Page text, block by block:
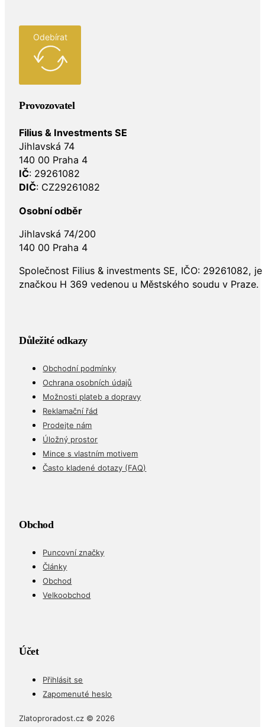
Odebírat
Provozovatel
Filius & Investments SE
Jihlavská 74
140 00 Praha 4
IČ: 29261082
DIČ: CZ29261082
Osobní odběr
Jihlavská 74/200
140 00 Praha 4
Společnost Filius & investments SE, IČO: 29261082,
značkou H 369 vedenou u Městského soudu v Praze.
Důležité odkazy
Obchodní podmínky
Ochrana osobních údajů
Možnosti plateb a dopravy
Reklamační řád
Prodejte nám
Úložný prostor
Mince s vlastním motivem
Často kladené dotazy (FAQ)
Obchod
Puncovní značky
Články
Obchod
Velkoobchod
Účet
Přihlásit se
Zapomenuté heslo
Zlatoproradost.cz © 2026